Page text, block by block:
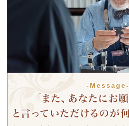
-Message-